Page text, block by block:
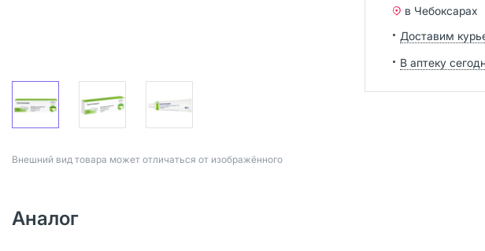
Bнешний вид товара может отличаться от изображённого
в Чебоксарах
Доставим
В аптеку
Аналог